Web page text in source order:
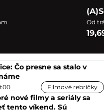
Od
Čo presne sa stalo v
Filmové rebríčky
nové filmy a seriály sa
tento víkend. Sú